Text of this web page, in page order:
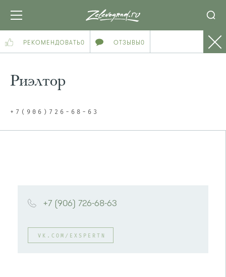
РЕКОМЕНДОВАТЬ0 ОТЗЫВЫ0
Риэлтор
+7(906)726-68-63
+7 (906) 726-68-63
VK.COM/EXSPERTN